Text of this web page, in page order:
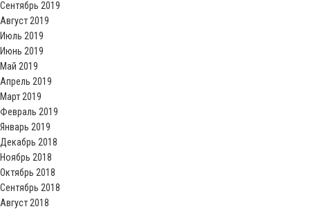
Сентябрь 2019
Август 2019
Июль 2019
Июнь 2019
Май 2019
Апрель 2019
Март 2019
Февраль 2019
Январь 2019
Декабрь 2018
Ноябрь 2018
Октябрь 2018
Сентябрь 2018
Август 2018